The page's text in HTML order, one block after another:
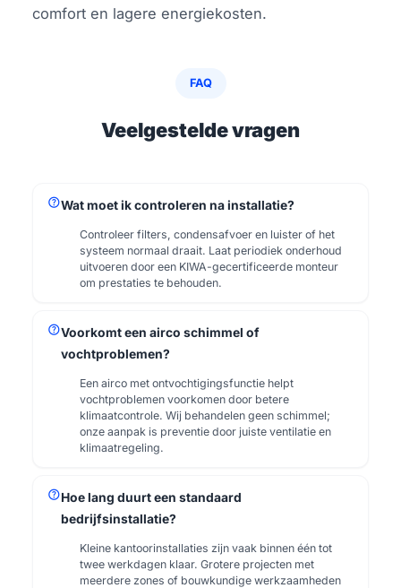
comfort en lagere energiekosten.
FAQ
Veelgestelde vragen
helpWat moet ik controleren na installatie?
Controleer filters, condensafvoer en luister of het
systeem normaal draait. Laat periodiek onderhoud
uitvoeren door een KIWA-gecertificeerde monteur
om prestaties te behouden.
helpVoorkomt een airco schimmel of
vochtproblemen?
Een airco met ontvochtigingsfunctie helpt
vochtproblemen voorkomen door betere
klimaatcontrole. Wij behandelen geen schimmel;
onze aanpak is preventie door juiste ventilatie en
klimaatregeling.
helpHoe lang duurt een standaard
bedrijfsinstallatie?
Kleine kantoorinstallaties zijn vaak binnen één tot
twee werkdagen klaar. Grotere projecten met
meerdere zones of bouwkundige werkzaamheden